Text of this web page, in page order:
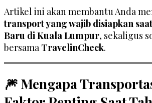
Artikel ini akan membantu Anda
transport yang wajib disiapkan
Baru di Kuala Lumpur, sekaligus
bersama TravelinCheck.
🎆 Mengapa